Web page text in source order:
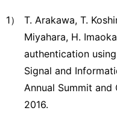
1）
T. Arakawa, T.
Miyahara, H.
authentication
Signal and
Annual Summit and
2016.